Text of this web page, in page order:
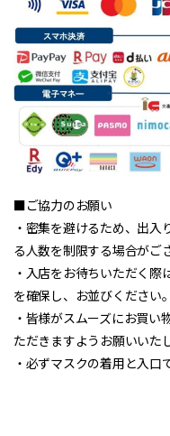
■ご協力のお願い
・密集を避けるため、出
る人数を制限する場合がご
・入店をお待ちいただく
を確保し、お並びください。
・皆様がスムーズにお買い
ただきますようお願いいた
・必ずマスクの着用と入口